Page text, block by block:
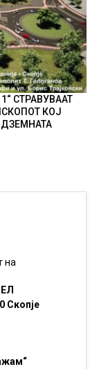
СТРАВУВААТ
КОЈ
на
Скопје